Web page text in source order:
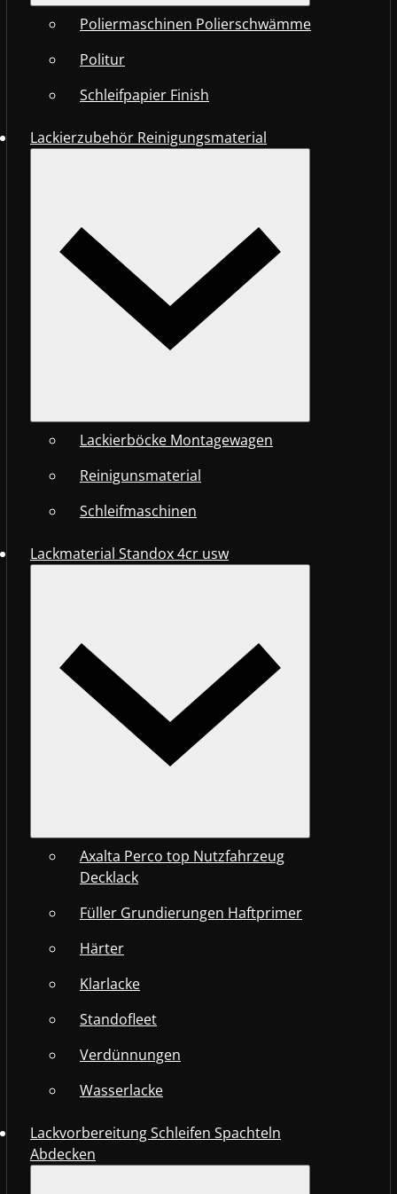
Poliermaschinen Polierschwämme
Politur
Schleifpapier Finish
Lackierzubehör Reinigungsmaterial
Lackierböcke Montagewagen
Reinigunsmaterial
Schleifmaschinen
Lackmaterial Standox 4cr usw
Axalta Perco top Nutzfahrzeug
Decklack
Füller Grundierungen Haftprimer
Härter
Klarlacke
Standofleet
Verdünnungen
Wasserlacke
Lackvorbereitung Schleifen Spachteln
Abdecken